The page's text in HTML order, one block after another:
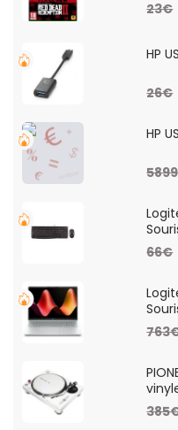
23€
HP
26€
HP
And
66€
And
pre-